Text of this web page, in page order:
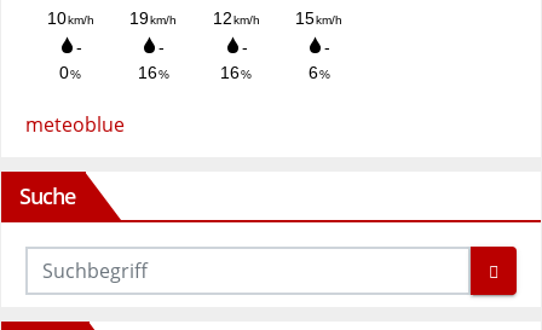
meteoblue
Suche